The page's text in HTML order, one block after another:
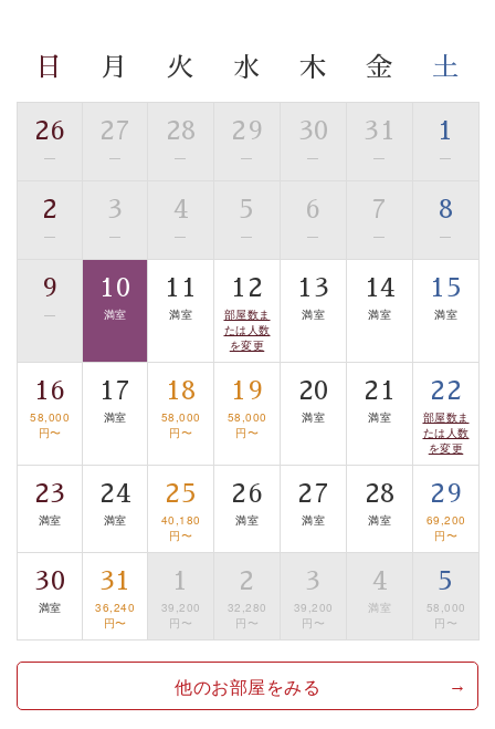
【旅】
■諏訪大社4社を巡る無料参拝バス
豊富な知識を持ったドライバー兼ガイドが諏訪大社をご
案内します。
事前ご予約制ですので、ご利用ご希望の方
※交通規制などにより運行できない日がございます
以上がプラン内容です。
上諏訪温泉“しんゆ”なら諏訪大社など歴史ある諏訪の街
清らかな源泉、諏訪湖に包まれるお部屋、 大人のたしな
のときを安心してお過ごしください。
日 月 火 水 木 金 土
26
—
27
—
28
—
29
—
30
—
31
—
1
—
2
—
3
—
4
—
5
—
6
—
7
—
8
—
9
—
10
満室
11
満室
12
部屋数ま
たは人数
を変更
13
満室
14
満室
15
満室
16
58,000
円〜
17
満室
18
58,000
円〜
19
58,000
円〜
20
満室
21
満室
22
部屋数ま
たは人数
を変更
23
満室
24
満室
25
40,180
円〜
26
満室
27
満室
28
満室
29
69,200
円〜
30
満室
31
36,240
円〜
1
39,200
円〜
2
32,280
円〜
3
39,200
円〜
4
満室
5
58,000
円〜
他のお部屋をみる